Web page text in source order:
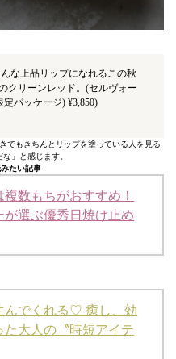
な上品リップになれるこの秋
クリーンレッド。(セルヴォー
パッケージ) ¥3,850)
でもきちんとリップを塗っている人を見る
」と感じます。
たい記事
複数もちがおすすめ！
が選ぶ優秀日焼け止め
んでくれる♡ 癒し、効
た大人の〝時短アイテ